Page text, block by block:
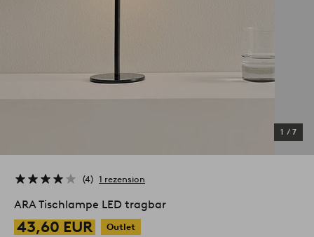
1 / 7
4 1 rezension
ARA Tischlampe LED tragbar
43,60 EUR
Outlet